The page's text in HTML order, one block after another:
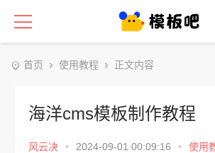
首页 使用教程 正文内容
海洋cms模板制作教程
风云决 • 2024-09-01 00:09:16 • 使用